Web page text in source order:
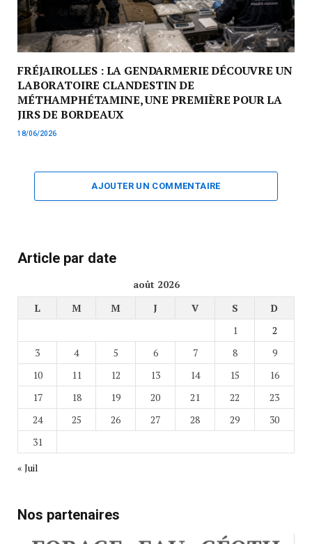
FRÉJAIROLLES : LA GENDARMERIE DÉCOUVRE UN
LABORATOIRE CLANDESTIN DE
MÉTHAMPHÉTAMINE, UNE PREMIÈRE POUR LA
JIRS DE BORDEAUX
18/06/2026
AJOUTER UN COMMENTAIRE
Article par date
août 2026
L
M M J V S
D
1
2
3
4 5 6 7 8
9
10
11 12 13 14 15
16
17
18 19 20 21 22
23
24
25 26 27 28 29
30
31
« Juil
Nos partenaires